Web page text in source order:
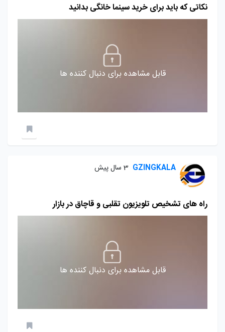
نکاتی که باید برای خرید سینما خانگی بدانید
قابل مشاهده برای دنبال کننده ها
GZINGKALA 3 سال پیش
راه های تشخیص تلویزیون تقلبی و قاچاق در بازار
قابل مشاهده برای دنبال کننده ها